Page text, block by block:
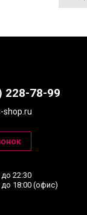
228-78-99
shop.ru
до 22:30
до 18:00 (офис)